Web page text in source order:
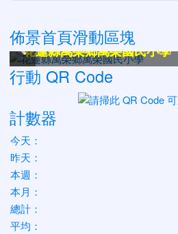
佈景首頁滑動區塊
花蓮縣萬榮鄉萬榮國民小學
花蓮縣萬榮鄉萬榮國民小學
花蓮縣萬榮鄉萬榮國民小學
花蓮縣萬榮鄉萬榮國民小學
花蓮縣萬榮鄉萬榮國民小學
花蓮縣萬榮鄉萬榮國民小學
行動 QR Code
計數器
今天：
昨天：
本週：
本月：
總計：
平均：